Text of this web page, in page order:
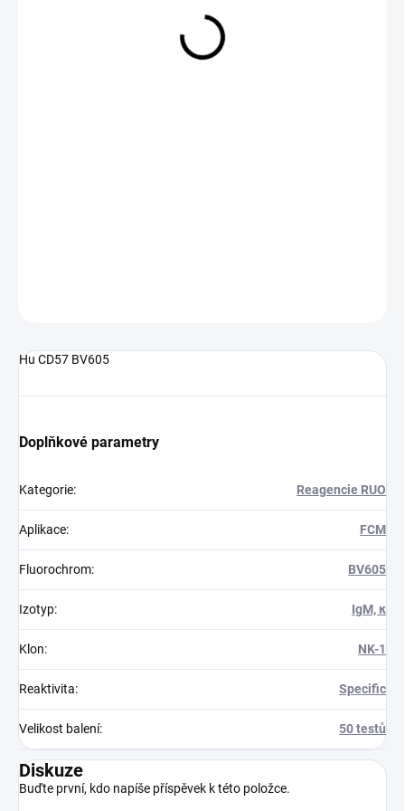
Hu CD57 BV605
Doplňkové parametry
Kategorie: Reagencie RUO
Aplikace: FCM
Fluorochrom: BV605
Izotyp: IgM, κ
Klon: NK-1
Reaktivita: Specific
Velikost balení: 50 testů
Diskuze
Buďte první, kdo napíše příspěvek k této položce.